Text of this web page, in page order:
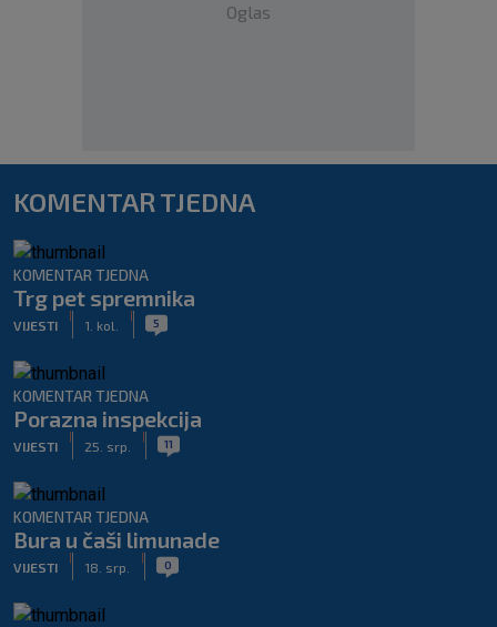
Oglas
KOMENTAR TJEDNA
KOMENTAR TJEDNA
Trg pet spremnika
VIJESTI 1. kol. 5
KOMENTAR TJEDNA
Porazna inspekcija
VIJESTI 25. srp. 11
KOMENTAR TJEDNA
Bura u čaši limunade
VIJESTI 18. srp. 0